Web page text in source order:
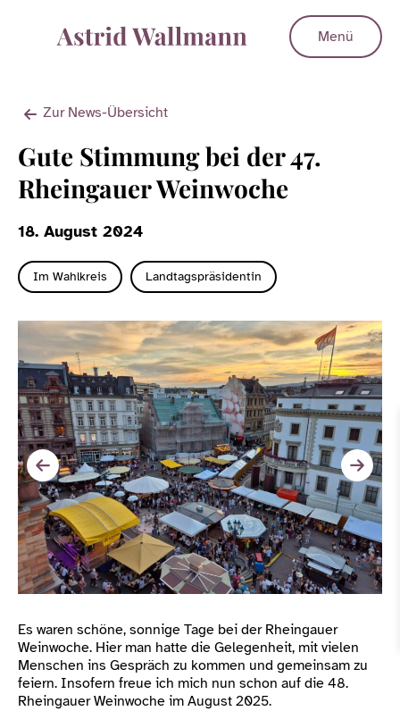
Menü
Zur News-Übersicht
Gute Stimmung bei der 47.
Rheingauer Weinwoche
18. August 2024
Im Wahlkreis Landtagspräsidentin
Es waren schöne, sonnige Tage bei der Rheingauer
Weinwoche. Hier man hatte die Gelegenheit, mit vielen
Menschen ins Gespräch zu kommen und gemeinsam zu
feiern. Insofern freue ich mich nun schon auf die 48.
Rheingauer Weinwoche im August 2025.